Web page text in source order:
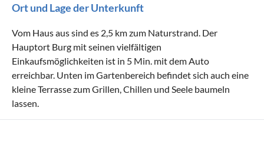
Ort und Lage der Unterkunft
Vom Haus aus sind es 2,5 km zum Naturstrand. Der
Hauptort Burg mit seinen vielfältigen
Einkaufsmöglichkeiten ist in 5 Min. mit dem Auto
erreichbar. Unten im Gartenbereich befindet sich auch eine
kleine Terrasse zum Grillen, Chillen und Seele baumeln
lassen.